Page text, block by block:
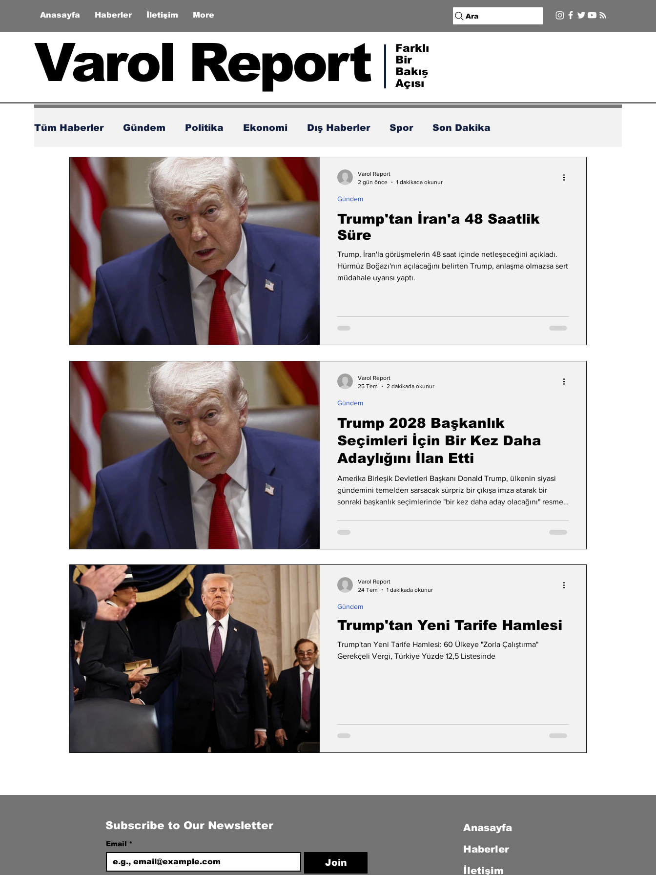
Anasayfa Haberler İletişim More Ara
Varol Report
Farklı
Bir
Bakış
Açısı
Tüm Haberler Gündem Politika Ekonomi Dış Haberler Spor Son Dakika
Zaman Tüneli
Trump'tan İran'a 48 Saatlik
Süre
Trump, İran'la görüşmelerin 48 saat içinde netleşeceğini açıkladı.
Hürmüz Boğazı'nın açılacağını belirten Trump, anlaşma olmazsa sert
müdahale uyarısı yaptı.
Gündem
Varol Report
2 gün önce
1 dakikada okunur
Trump 2028 Başkanlık
Seçimleri İçin Bir Kez Daha
Adaylığını İlan Etti
Amerika Birleşik Devletleri Başkanı Donald Trump, ülkenin siyasi
gündemini temelden sarsacak sürpriz bir çıkışa imza atarak bir
sonraki başkanlık seçimlerinde "bir kez daha aday olacağını" resmen
Gündem
Varol Report
25 Tem
2 dakikada okunur
Trump'tan Yeni Tarife Hamlesi
Trump'tan Yeni Tarife Hamlesi: 60 Ülkeye "Zorla Çalıştırma"
Gerekçeli Vergi, Türkiye Yüzde 12,5 Listesinde
Gündem
Varol Report
24 Tem
1 dakikada okunur
Subscribe to Our Newsletter
Email *
Join
Anasayfa
Haberler
İletişim